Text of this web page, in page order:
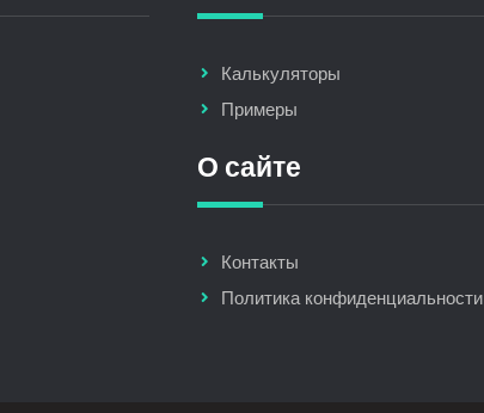
Калькуляторы
Примеры
О сайте
Контакты
Политика конфиденциальности